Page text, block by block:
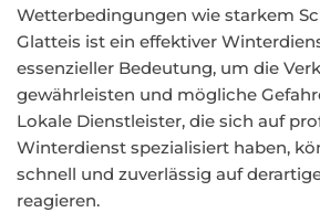
Wetterbedingungen wie starkem
Glatteis ist ein effektiver
essenzieller Bedeutung, um die
gewährleisten und mögliche
Lokale Dienstleister, die sich auf
Winterdienst spezialisiert haben,
schnell und zuverlässig auf
reagieren.